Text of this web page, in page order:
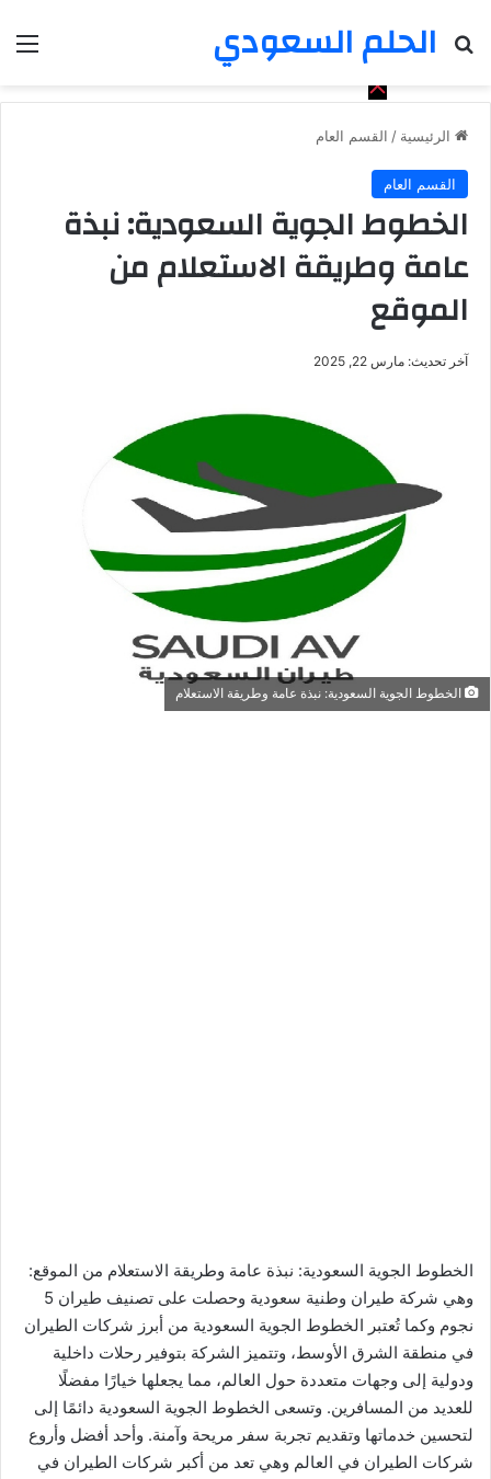
الحلم السعودي
بحث عن
الرئيسية / القسم العام
القسم العام
الخطوط الجوية السعودية: نبذة
عامة وطريقة الاستعلام من
الموقع
آخر تحديث: مارس 22, 2025
الخطوط الجوية السعودية: نبذة عامة وطريقة الاستعلام
الخطوط الجوية السعودية: نبذة عامة وطريقة الاستعلام من الموقع:
وهي شركة طيران وطنية سعودية وحصلت على تصنيف طيران 5
نجوم وكما تُعتبر الخطوط الجوية السعودية من أبرز شركات الطيران
في منطقة الشرق الأوسط، وتتميز الشركة بتوفير رحلات داخلية
ودولية إلى وجهات متعددة حول العالم، مما يجعلها خيارًا مفضلًا
للعديد من المسافرين. وتسعى الخطوط الجوية السعودية دائمًا إلى
لتحسين خدماتها وتقديم تجربة سفر مريحة وآمنة. وأحد أفضل وأروع
شركات الطيران في العالم وهي تعد من أكبر شركات الطيران في